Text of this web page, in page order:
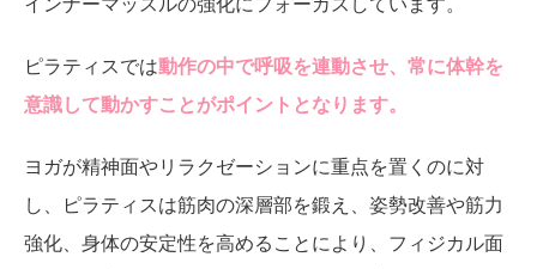
ピラティスでは動作の中で呼吸を連動させ、常に体幹を
意識して動かすことがポイントとなります。
ヨガが精神面やリラクゼーションに重点を置くのに対
し、ピラティスは筋肉の深層部を鍛え、姿勢改善や筋力
強化、身体の安定性を高めることにより、フィジカル面